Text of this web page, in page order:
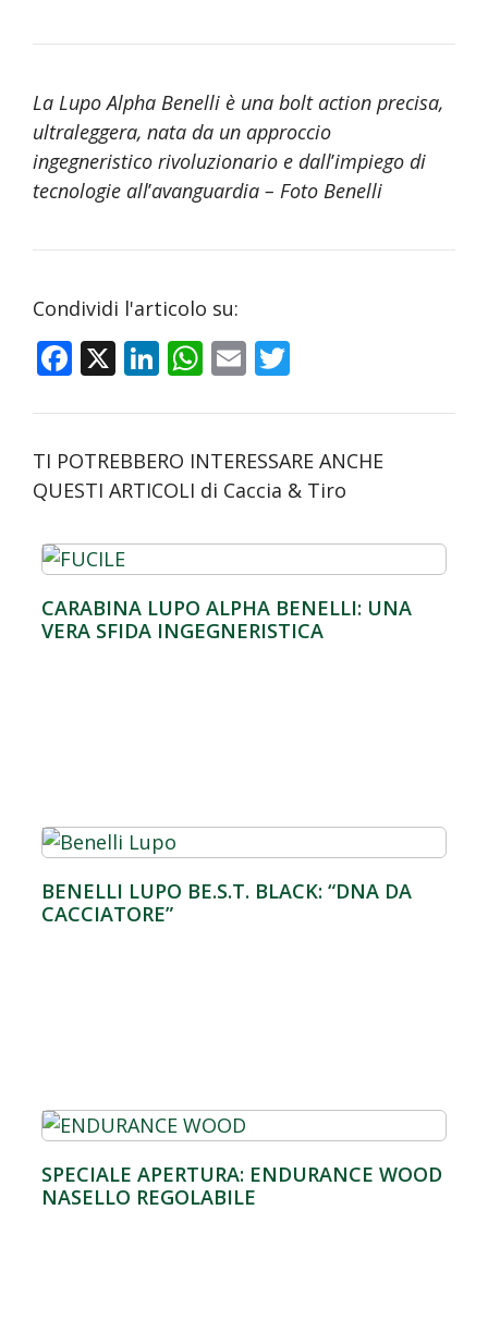
La Lupo Alpha Benelli è una bolt action precisa,
ultraleggera, nata da un approccio
ingegneristico rivoluzionario e dall’impiego di
tecnologie all’avanguardia – Foto Benelli
Condividi l'articolo su:
F
e
b
o
o
k
X Li
k
e
dI
n
W
at
s
A
p
p
E
ai
l
itt
er
TI POTREBBERO INTERESSARE ANCHE
QUESTI ARTICOLI di Caccia & Tiro
CARABINA LUPO ALPHA BENELLI: UNA
VERA SFIDA INGEGNERISTICA
BENELLI LUPO BE.S.T. BLACK: “DNA DA
CACCIATORE”
SPECIALE APERTURA: ENDURANCE WOOD
NASELLO REGOLABILE